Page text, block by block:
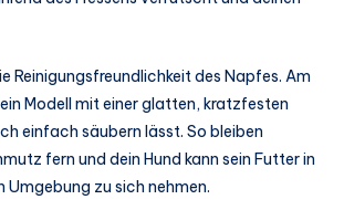
Reinigungsfreundlichkeit des Napfes. Am
Modell mit einer glatten, kratzfesten
einfach säubern lässt. So bleiben
fern und dein Hund kann sein Futter in
Umgebung zu sich nehmen.